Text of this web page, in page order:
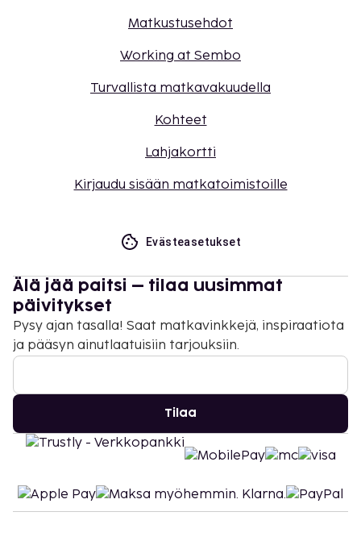
Matkustusehdot
Working at Sembo
Turvallista matkavakuudella
Kohteet
Lahjakortti
Kirjaudu sisään matkatoimistoille
Evästeasetukset
Älä jää paitsi – tilaa uusimmat
päivitykset
Pysy ajan tasalla! Saat matkavinkkejä, inspiraatiota
ja pääsyn ainutlaatuisiin tarjouksiin.
Tilaa